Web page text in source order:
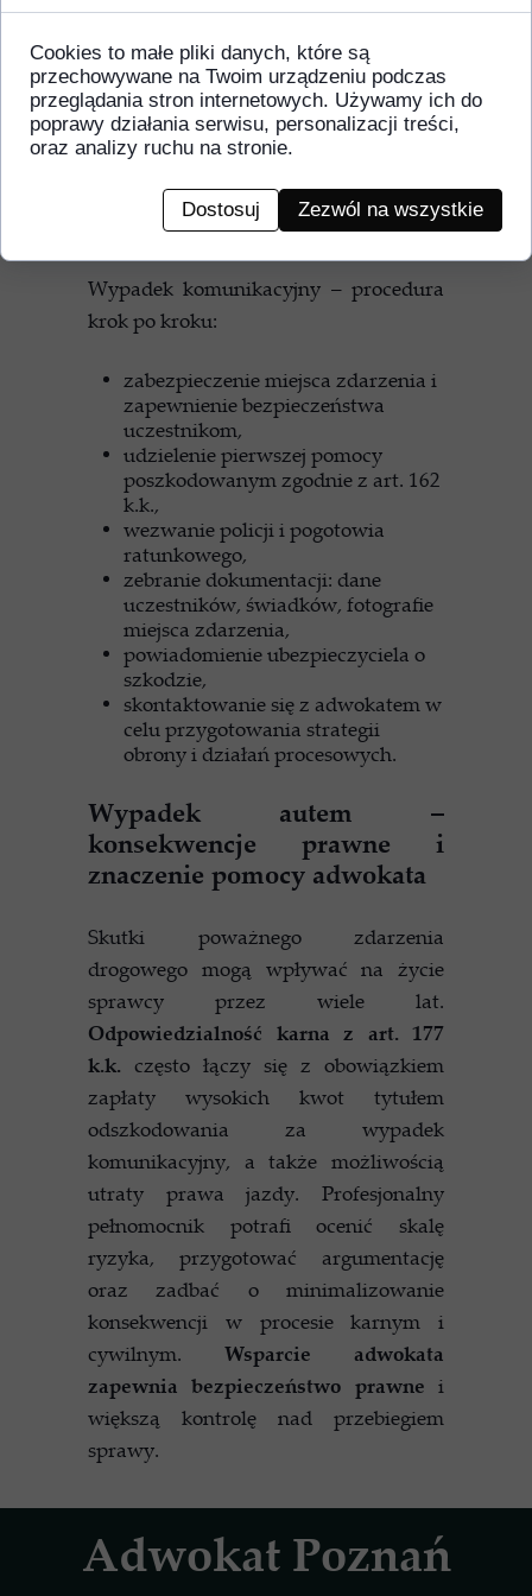
Adwokat Poznań
dodatkowymi stratami finansowymi
W przypadku ryzyka przesłuchania
czy sytuacji takich jakzatrzymanie
przez policję, nieocenione wsparcie
może zapewnić dobryadwokat w
Poznaniu.
Wypadek komunikacyjny – procedura
krok po kroku:
zabezpieczenie miejsca zdarzenia i
zapewnienie bezpieczeństwa
uczestnikom,
udzielenie pierwszej pomocy
poszkodowanym zgodnie z art. 162
k.k.,
wezwanie policji i pogotowia
ratunkowego,
zebranie dokumentacji: dane
uczestników, świadków, fotografie
miejsca zdarzenia,
powiadomienie ubezpieczyciela o
szkodzie,
skontaktowanie się z adwokatem w
celu przygotowania strategii
obrony i działań procesowych.
Wypadek autem –
konsekwencje prawne i
znaczenie pomocy adwokata
Skutki poważnego zdarzenia
drogowego mogą wpływać na życie
sprawcy przez wiele lat.
Odpowiedzialność karna z art. 177
k.k. często łączy się z obowiązkiem
zapłaty wysokich kwot tytułem
odszkodowania za wypadek
komunikacyjny, a także możliwością
utraty prawa jazdy. Profesjonalny
pełnomocnik potrafi ocenić skalę
ryzyka, przygotować argumentację
oraz zadbać o minimalizowanie
konsekwencji w procesie karnym i
cywilnym. Wsparcie adwokata
zapewnia bezpieczeństwo prawne i
większą kontrolę nad przebiegiem
sprawy.
Cookies to małe pliki danych, które są
przechowywane na Twoim urządzeniu podczas
przeglądania stron internetowych. Używamy ich do
poprawy działania serwisu, personalizacji treści,
oraz analizy ruchu na stronie.
Dostosuj Zezwól na wszystkie